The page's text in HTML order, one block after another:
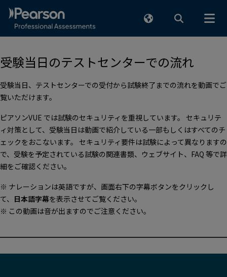
受験当日のテストセンターでの流れ
受験当日、テストセンターでの受付から試験終了までの流れを動画でご
覧いただけます。
ピアソンVUE では試験のセキュリティを重視しています。 セキュリテ
ィ対策として、受験当日は動画で紹介している一部もしくはすべてのチ
ェックをおこないます。 セキュリティ要件は試験によって異なりますの
で、受験を予定されている試験の関連書類、ウェブサイト、FAQ 等で詳
細をご確認ください。
※ ナレーションは英語ですが、画面右下の字幕ボタンをクリックし
て、 日本語字幕を表示させてご覧ください。
※ この動画は音が出ますのでご注意ください。
個人情報およびクッキーに関して